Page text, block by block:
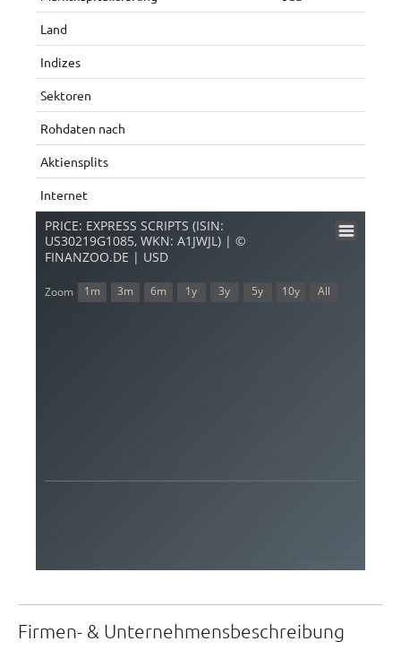
Land
Indizes
Sektoren
Rohdaten nach
Aktiensplits
Internet
PRICE: EXPRESS SCRIPTS (ISIN:
US30219G1085, WKN: A1JWJL) | ©
FINANZOO.DE | USD
Zoom 1m 3m 6m 1y 3y 5y 10y All
Firmen- & Unternehmensbeschreibung